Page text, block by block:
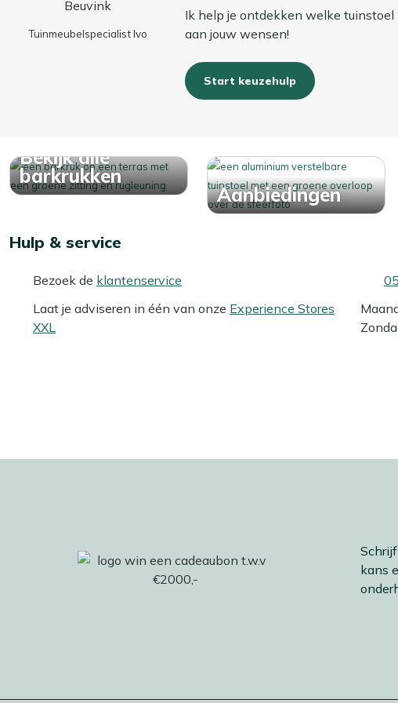
Tuinmeubelspecialist Ivo
Ik help je ontdekken welke
aan jouw wensen!
Start keuzehulp
Bekijk alle
barkrukken
Aanbiedingen
Hulp & service
Bezoek de klantenservice
Laat je adviseren in één van onze Experience Stores
XXL
kans